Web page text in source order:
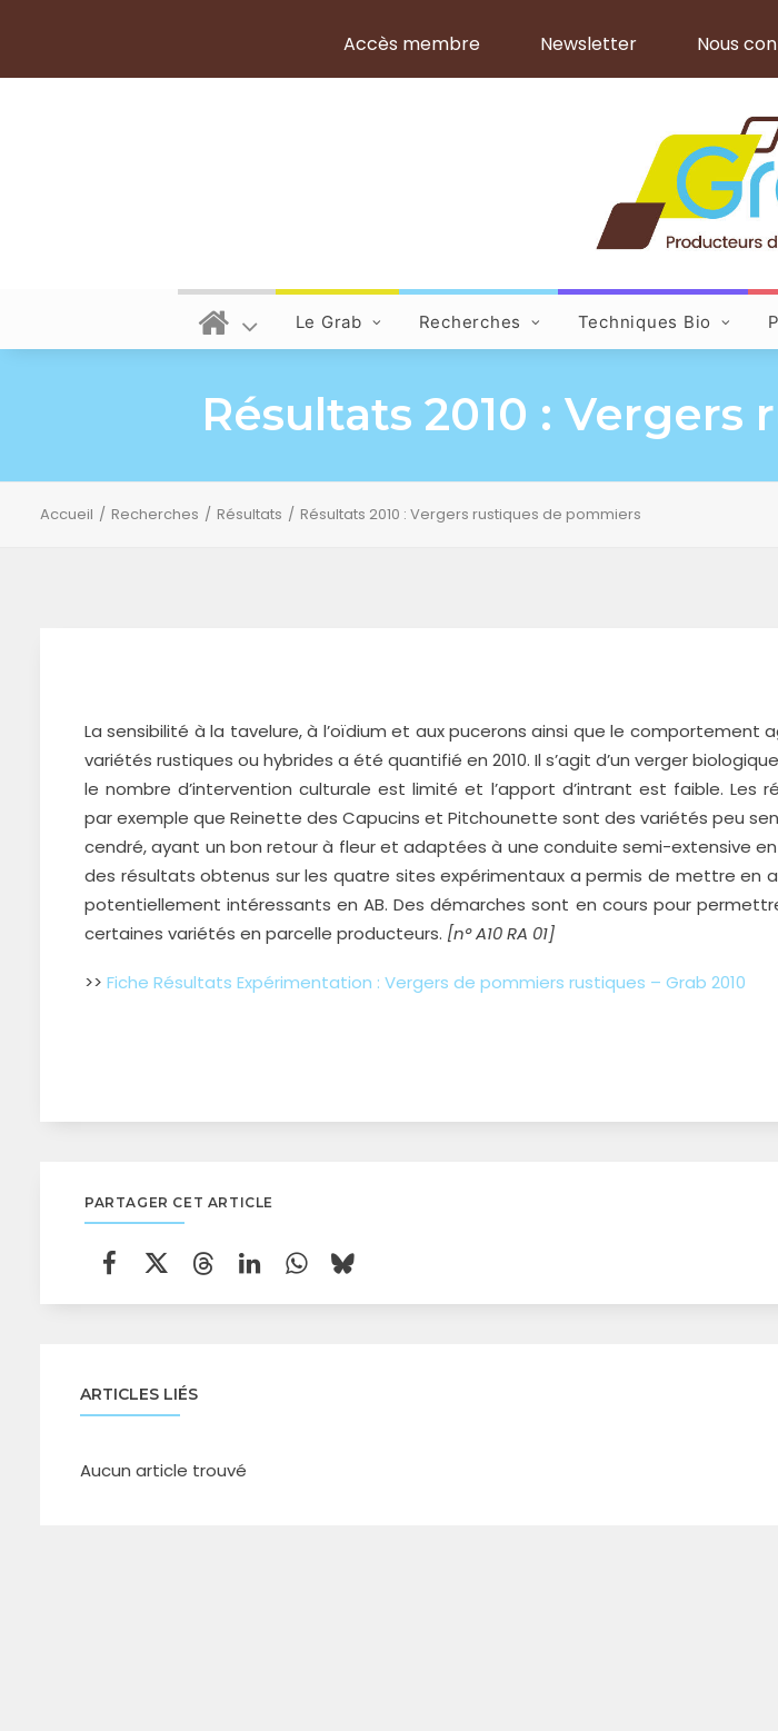
Accès membre Newsletter Nous
Le Grab Recherches Techniques Bio
Résultats 2010 :
Accueil Recherches Résultats Résultats 2010 : Vergers rustiques de pommiers
La sensibilité à la tavelure, à l’oïdium et aux pucerons ainsi que le comportement
variétés rustiques ou hybrides a été quantifié en 2010. Il s’agit d’un verger
le nombre d’intervention culturale est limité et l’apport d’intrant est faible. Les
par exemple que Reinette des Capucins et Pitchounette sont des variétés peu
cendré, ayant un bon retour à fleur et adaptées à une conduite semi-extensive en
des résultats obtenus sur les quatre sites expérimentaux a permis de mettre en
potentiellement intéressants en AB. Des démarches sont en cours pour
certaines variétés en parcelle producteurs. [n° A10 RA 01]
>> Fiche Résultats Expérimentation : Vergers de pommiers rustiques – Grab 2010
PARTAGER CET ARTICLE
ARTICLES LIÉS
Aucun article trouvé